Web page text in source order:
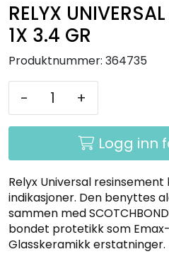
RELYX
1X 3.4 GR
Produktnummer: 364735
- +
Logg inn
Relyx Universal
indikasjoner. Den benyttes
sammen med SCOTCHBOND
bondet protetikk som
Glasskeramikk erstatninger.